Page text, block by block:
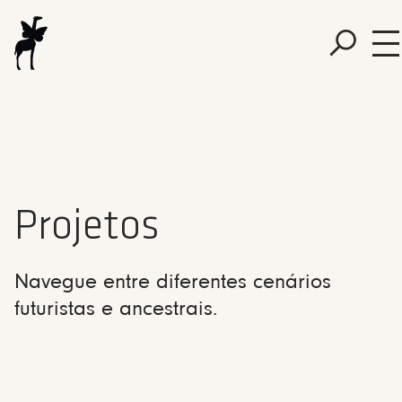
Projetos
Navegue entre diferentes cenários
futuristas e ancestrais.